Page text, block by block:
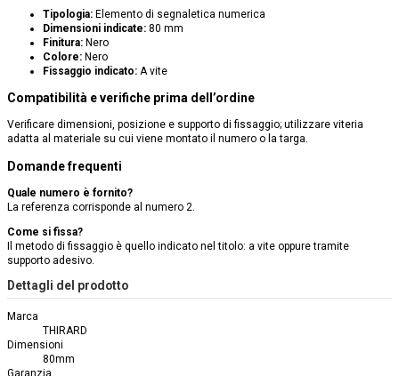
Tipologia: Elemento di segnaletica numerica
Dimensioni indicate: 80 mm
Finitura: Nero
Colore: Nero
Fissaggio indicato: A vite
Compatibilità e verifiche prima dell’ordine
Verificare dimensioni, posizione e supporto di fissaggio; utilizzare viteria
adatta al materiale su cui viene montato il numero o la targa.
Domande frequenti
Quale numero è fornito?
La referenza corrisponde al numero 2.
Come si fissa?
Il metodo di fissaggio è quello indicato nel titolo: a vite oppure tramite
supporto adesivo.
Dettagli del prodotto
Marca
THIRARD
Dimensioni
80mm